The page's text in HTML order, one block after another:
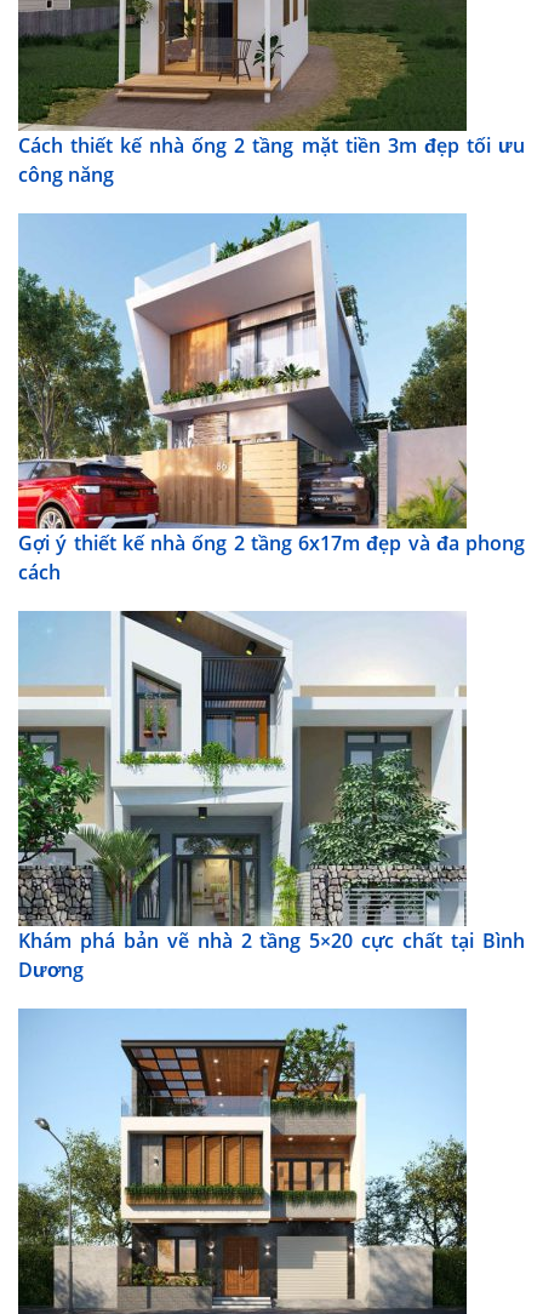
Cách thiết kế nhà ống 2 tầng mặt tiền 3m đẹp tối ưu
công năng
Gợi ý thiết kế nhà ống 2 tầng 6x17m đẹp và đa phong
cách
Khám phá bản vẽ nhà 2 tầng 5×20 cực chất tại Bình
Dương